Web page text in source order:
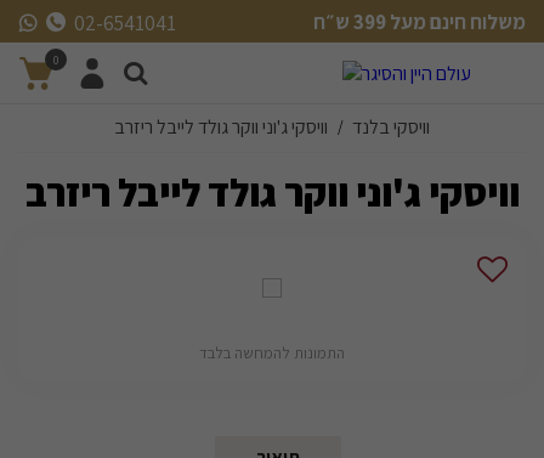
משלוח חינם מעל 399 ש״ח
משלוח חינם מעל 399 ש״ח
02-6541041
0
וויסקי בלנד / וויסקי ג'וני ווקר גולד לייבל ריזרב
וויסקי ג'וני ווקר גולד לייבל ריזרב
התמונות להמחשה בלבד